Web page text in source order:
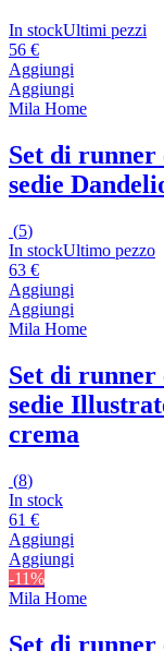
In stockUltimi pezzi
56 €
Aggiungi
Aggiungi
Mila Home
Set di runner
sedie
(5)
In stockUltimo pezzo
63 €
Aggiungi
Aggiungi
Mila Home
Set di runner
sedie
crema
(8)
In stock
61 €
Aggiungi
Aggiungi
-11%
Mila Home
Set di runner